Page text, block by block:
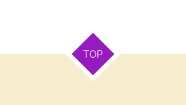
TOP